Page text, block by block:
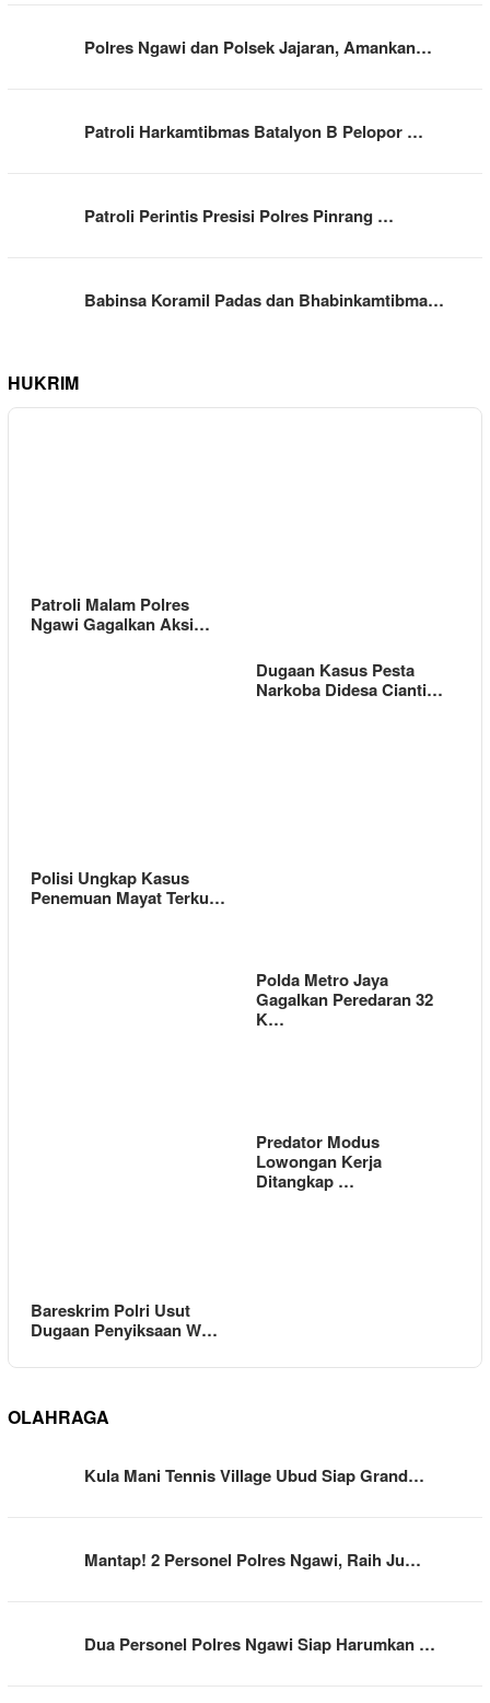
Polres Ngawi dan Polsek Jajaran, Amankan…
Patroli Harkamtibmas Batalyon B Pelopor …
Patroli Perintis Presisi Polres Pinrang …
Babinsa Koramil Padas dan Bhabinkamtibma…
HUKRIM
Patroli Malam Polres
Ngawi Gagalkan Aksi…
Dugaan Kasus Pesta
Narkoba Didesa Cianti…
Polisi Ungkap Kasus
Penemuan Mayat Terku…
Polda Metro Jaya
Gagalkan Peredaran 32
K…
Bareskrim Polri Usut
Dugaan Penyiksaan W…
Predator Modus
Lowongan Kerja
Ditangkap …
OLAHRAGA
Kula Mani Tennis Village Ubud Siap Grand…
Mantap! 2 Personel Polres Ngawi, Raih Ju…
Dua Personel Polres Ngawi Siap Harumkan …